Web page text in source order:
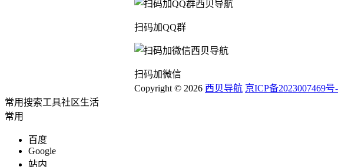
扫码加QQ群
扫码加微信
Copyright © 2026 西贝导航 京ICP备2023007469号
常用搜索工具社区生活
常用
百度
Google
站内